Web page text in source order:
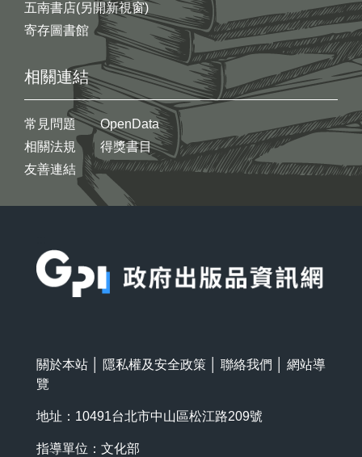
五南書店(另開新視窗)
寄存圖書館
相關連結
常見問題
相關法規
友善連結
OpenData
得獎書目
關於本站 隱私權及安全政策 聯絡我們
網站導
覽
地址：10491台北市中山區松江路209號
指導單位：文化部